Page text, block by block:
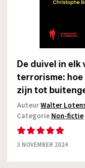
De duivel in
terrorisme: hoe
zijn tot
AuteurWalter
CategorieNon-fictie
3 NOVEMBER 2024